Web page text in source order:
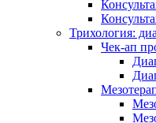
Трихология:
Чек-ап